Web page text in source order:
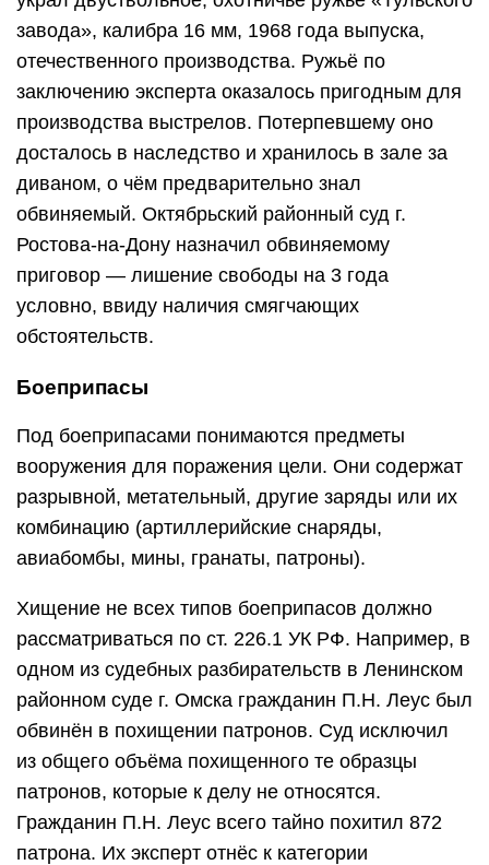
завода», калибра 16 мм, 1968 года выпуска,
отечественного производства. Ружьё по
заключению эксперта оказалось пригодным для
производства выстрелов. Потерпевшему оно
досталось в наследство и хранилось в зале за
диваном, о чём предварительно знал
обвиняемый. Октябрьский районный суд г.
Ростова-на-Дону назначил обвиняемому
приговор — лишение свободы на 3 года
условно, ввиду наличия смягчающих
обстоятельств.
Боеприпасы
Под боеприпасами понимаются предметы
вооружения для поражения цели. Они содержат
разрывной, метательный, другие заряды или их
комбинацию (артиллерийские снаряды,
авиабомбы, мины, гранаты, патроны).
Хищение не всех типов боеприпасов должно
рассматриваться по ст. 226.1 УК РФ. Например, в
одном из судебных разбирательств в Ленинском
районном суде г. Омска гражданин П.Н. Леус был
обвинён в похищении патронов. Суд исключил
из общего объёма похищенного те образцы
патронов, которые к делу не относятся.
Гражданин П.Н. Леус всего тайно похитил 872
патрона. Их эксперт отнёс к категории